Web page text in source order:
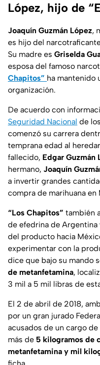
López, hijo de
Joaquín Guzmán López,
es hijo del
Su madre es Griselda
esposa del famoso
Chapitos” ha mantenido
organización.
De acuerdo con
Seguridad Nacional de
comenzó su carrera
temprana edad al
fallecido, Edgar Guzmán
hermano, Joaquín
a invertir grandes
compra de marihuana
“Los Chapitos” también
de efedrina de
del producto hacia
experimentar con la
dice que bajo su mando
de metanfetamina,
3 mil a 5 mil libras de
El 2 de abril de 2018,
por un gran jurado
acusados de un cargo
más de 5 kilogramos de
metanfetamina y mil